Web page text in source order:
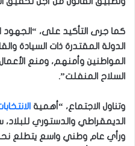
كما جرى التأكيد على،
الدولة المقتدرة ذات السيادة
المواطنين وأمنهم، ومنع
السلاح المنفلت”.
وتناول الاجتماع، “أهمية
الديمقراطي والدستوري
ورأي عام وطني واسع يتطلع نحو